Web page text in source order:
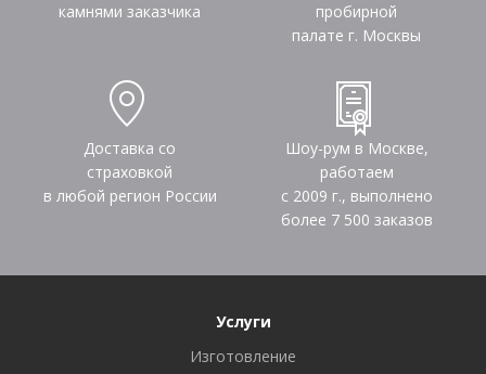
камнями заказчика
пробирной
палате г. Москвы
Доставка со
страховкой
в любой регион России
Шоу-рум в Москве,
работаем
с 2009 г., выполнено
более 7 500 заказов
Услуги
Изготовление